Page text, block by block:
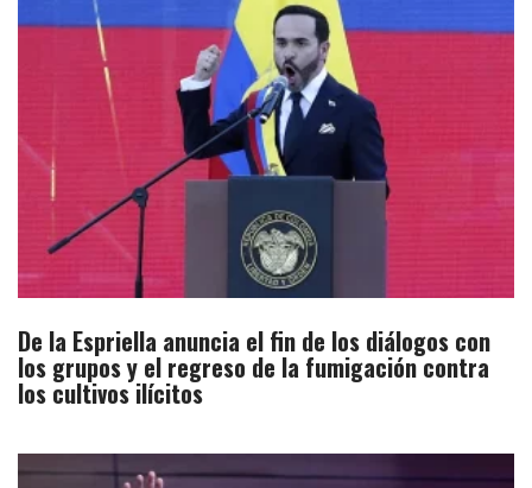
De la Espriella anuncia el fin de los diálogos con
los grupos y el regreso de la fumigación contra
los cultivos ilícitos